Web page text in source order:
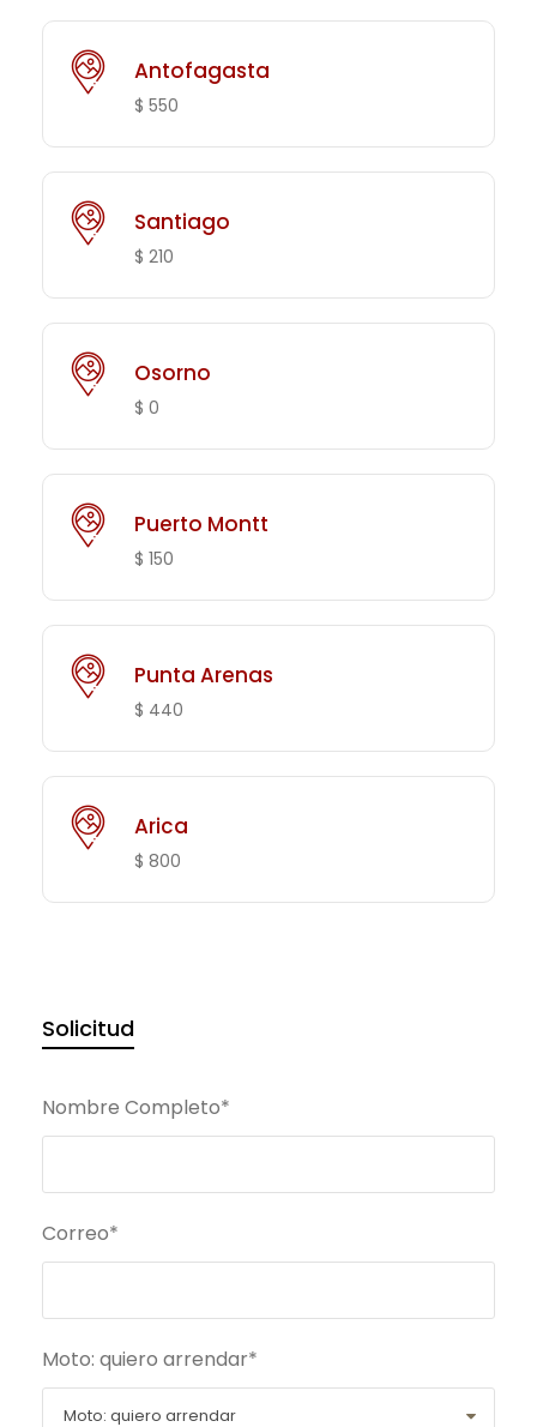
Antofagasta
$ 550
Santiago
$ 210
Osorno
$ 0
Puerto Montt
$ 150
Punta Arenas
$ 440
Arica
$ 800
Solicitud
Nombre Completo*
Correo*
Moto: quiero arrendar*